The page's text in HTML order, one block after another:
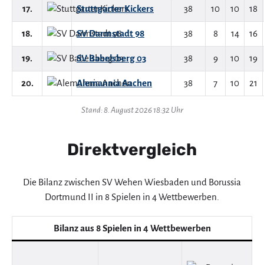
17. Stuttgarter Kickers 38 10 10 18
18. SV Darmstadt 98 38 8 14 16
19. SV Babelsberg 03 38 9 10 19
20. Alemannia Aachen 38 7 10 21
Stand: 8. August 2026 18:32 Uhr
Direktvergleich
Die Bilanz zwischen SV Wehen Wiesbaden und Borussia
Dortmund II in 8 Spielen in 4 Wettbewerben.
Bilanz aus 8 Spielen in 4 Wettbewerben